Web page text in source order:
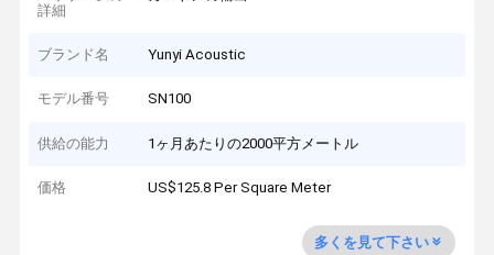
詳細
ブランド名 Yunyi Acoustic
モデル番号 SN100
供給の能力 1ヶ月あたりの2000平方メートル
価格 US$125.8 Per Square Meter
多くを見て下さい